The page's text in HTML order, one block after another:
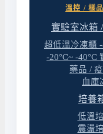
溫控 / 樣
實驗室冰箱
超低溫冷凍櫃 -
-20°C~ -40°C
藥品 /
血庫
培養
低溫
震盪
學生（特別是國
實驗桌圓角設
耐酸鹼桌面：
緊急沖淋洗眼
桌上型洗眼器
防火安全儲存
逃生動線：桌